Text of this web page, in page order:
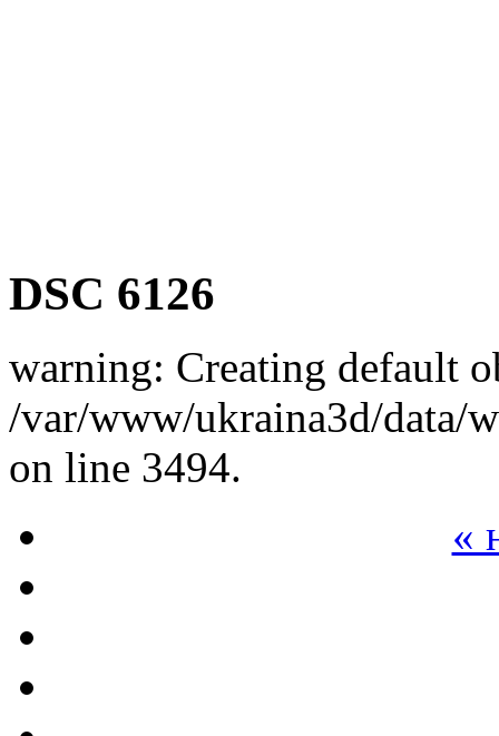
DSC 6126
warning: Creating default
/var/www/ukraina3d/data/
on line 3494.
«